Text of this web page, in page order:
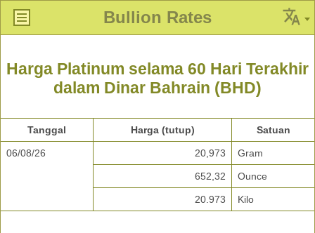
Bullion Rates
Harga Platinum selama 60 Hari Terakhir
dalam Dinar Bahrain (BHD)
Tanggal Harga (tutup) Satuan
06/08/26 20,973 Gram
652,32 Ounce
20.973 Kilo